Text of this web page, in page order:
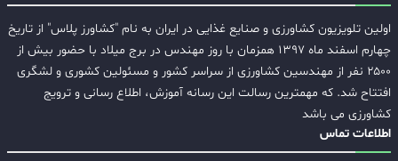
اولین تلویزیون کشاورزی و صنایع غذایی در ایران به نام "کشاورز پلاس" از تاریخ
چهارم اسفند ماه ۱۳۹۷ همزمان با روز مهندس در برج میلاد با حضور بیش از
۲۵۰۰ نفر از مهندسین کشاورزی از سراسر کشور و مسئولین کشوری و لشگری
افتتاح شد. که مهمترین رسالت این رسانه آموزش، اطلاع رسانی و ترویج
کشاورزی می باشد
اطلاعات تماس